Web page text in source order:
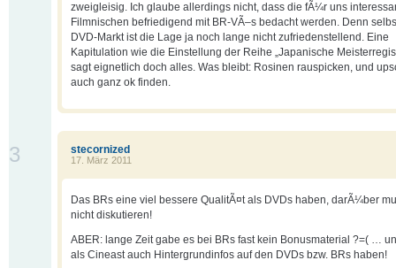
zweigleisig. Ich glaube allerdings nicht, dass die fÃ¼r uns
Filmnischen befriedigend mit BR-VÃ–s bedacht werden. Denn
DVD-Markt ist die Lage ja noch lange nicht zufriedenstellend. Eine
Kapitulation wie die Einstellung der Reihe „Japanische
sagt eignetlich doch alles. Was bleibt: Rosinen rauspicken, und
auch ganz ok finden.
stecornized
17. März 2011
3
Das BRs eine viel bessere QualitÃ¤t als DVDs haben, darÃ¼ber
nicht diskutieren!
ABER: lange Zeit gabe es bei BRs fast kein Bonusmaterial ?=( …
als Cineast auch Hintergrundinfos auf den DVDs bzw. BRs haben!